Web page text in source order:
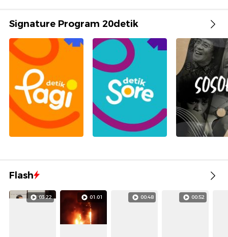
Signature Program 20detik
Flash
03:22 01:01 00:48 00:52